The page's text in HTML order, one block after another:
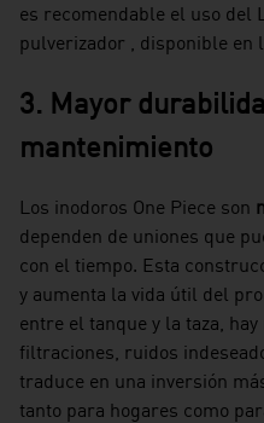
es recomendable el uso
pulverizador , disponible en
3. Mayor
mantenimiento
Los inodoros One Piece son
dependen de uniones que
con el tiempo. Esta
y aumenta la vida útil del
entre el tanque y la taza,
filtraciones, ruidos
traduce en una inversión
tanto para hogares como